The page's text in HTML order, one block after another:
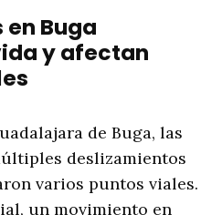
Buga
y afectan
de Buga, las
deslizamientos
varios puntos viales.
un movimiento en